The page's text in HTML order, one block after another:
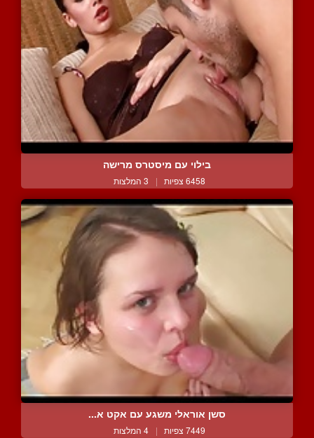
בילוי עם מיסטרס מרישה
6458 צפיות | 3 המלצות
סשן אוראלי משגע עם אקט א...
7449 צפיות | 4 המלצות